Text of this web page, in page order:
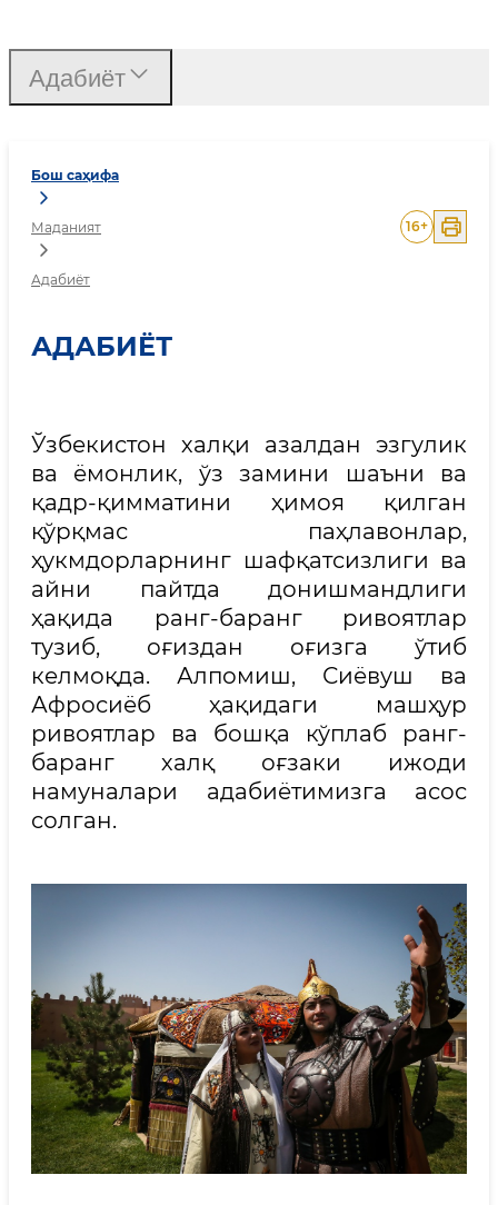
Бош саҳифа
Маданият
Адабиёт
16+
АДАБИЁТ
Ўзбекистон халқи азалдан эзгулик
ва ёмонлик, ўз замини шаъни ва
қадр-қимматини ҳимоя қилган
қўрқмас паҳлавонлар,
ҳукмдорларнинг шафқатсизлиги ва
айни пайтда донишмандлиги
ҳақида ранг-баранг ривоятлар
тузиб, оғиздан оғизга ўтиб
келмоқда. Алпомиш, Сиёвуш ва
Афросиёб ҳақидаги машҳур
ривоятлар ва бошқа кўплаб ранг-
баранг халқ оғзаки ижоди
намуналари адабиётимизга асос
солган.
Адабиёт